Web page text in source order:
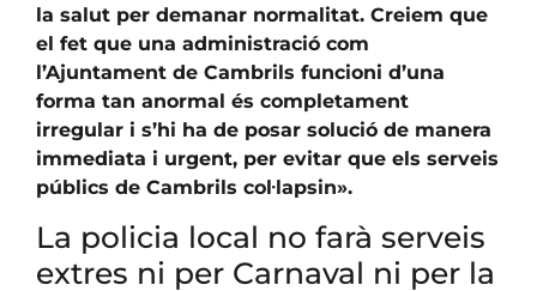
la salut per demanar normalitat. Creiem que
el fet que una administració com
l’Ajuntament de Cambrils funcioni d’una
forma tan anormal és completament
irregular i s’hi ha de posar solució de manera
immediata i urgent, per evitar que els serveis
públics de Cambrils col·lapsin».
La policia local no farà serveis
extres ni per Carnaval ni per la